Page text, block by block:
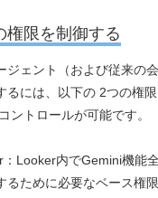
権限を制御する
ジェント（および従来の
るには、以下の 2つの権限
ントロールが可能です。
Looker内でGemini機能
ために必要なベース権限